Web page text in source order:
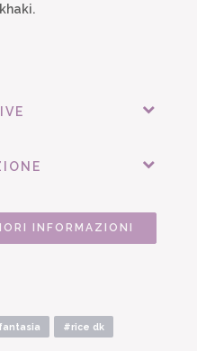
INFORMAZIONI
#rice dk